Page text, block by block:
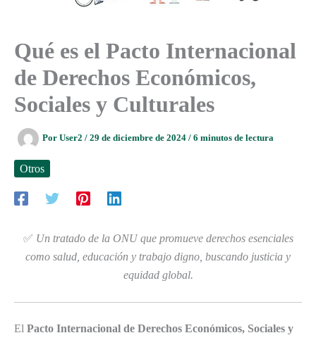
Qué es el Pacto Internacional
de Derechos Económicos,
Sociales y Culturales
Por User2 / 29 de diciembre de 2024 / 6 minutos de lectura
Otros
✅ Un tratado de la ONU que promueve derechos esenciales
como salud, educación y trabajo digno, buscando justicia y
equidad global.
El Pacto Internacional de Derechos Económicos, Sociales y